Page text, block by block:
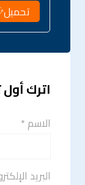
تحميل
اترك
الاسم *
البريد